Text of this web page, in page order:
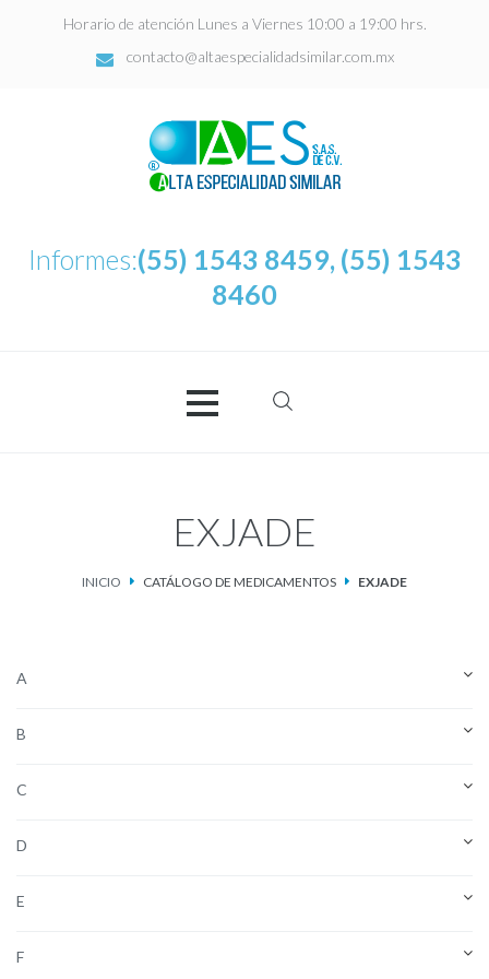
Horario de atención Lunes a Viernes 10:00 a 19:00 hrs.
contacto@altaespecialidadsimilar.com.mx
Informes:(55) 1543 8459, (55) 1543
8460
Catálogo de Medicamentos
Ketosteril®
EXJADE
INICIO CATÁLOGO DE MEDICAMENTOS EXJADE
A
B
C
D
E
F